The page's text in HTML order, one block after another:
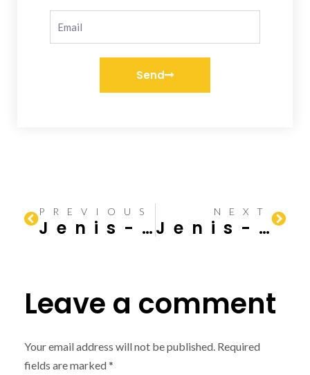
Send
PREVIOUS
Jenis-jenis Genteng Rumah dan Kelebihannya
NEXT
Jenis-jenis Talang Air: Fungsi dan Kelebihannya
Leave a comment
Your email address will not be published. Required
fields are marked*